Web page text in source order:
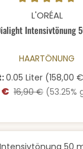
Bewertung von
L'ORÉAL
Intensivtönung
HAARTÖNUNG
0.05 Liter (158,00
€ Regulärer Preis:
16,90 € (53.25%